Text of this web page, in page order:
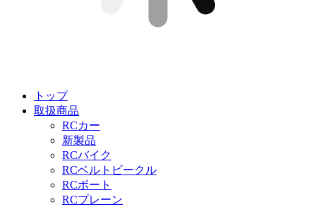
トップ
取扱商品
RCカー
新製品
RCバイク
RCベルトビークル
RCボート
RCプレーン